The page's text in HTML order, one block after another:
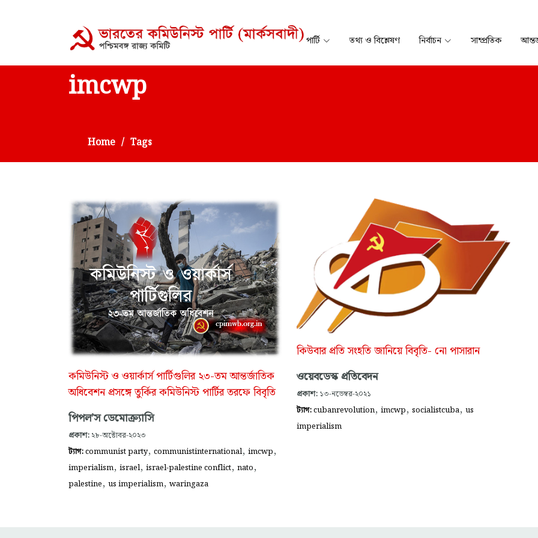
পার্টি তথ্য ও বিশ্লেষণ নির্বাচন সাম্প্রতিক
imcwp
Home Tags
কমিউনিস্ট ও ওয়ার্কার্স পার্টিগুলির ২৩-তম আন্তর্জাতিক
অধিবেশন প্রসঙ্গে তুর্কির কমিউনিস্ট পার্টির তরফে বিবৃতি
পিপল’স ডেমোক্র্যাসি
প্রকাশ: ২৮-অক্টোবর-২০২৩
ট্যাগ:communist party, communistinternational, imcwp,
imperialism, israel, israel-palestine conflict, nato,
palestine, us imperialism, waringaza
কিউবার প্রতি সংহতি জানিয়ে বিবৃতি- নো পাসারান
ওয়েবডেস্ক প্রতিবেদন
প্রকাশ: ১৩-নভেম্বর-২০২১
ট্যাগ:cubanrevolution, imcwp, socialistcuba, us
imperialism